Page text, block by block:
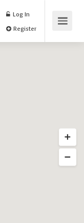
Log In